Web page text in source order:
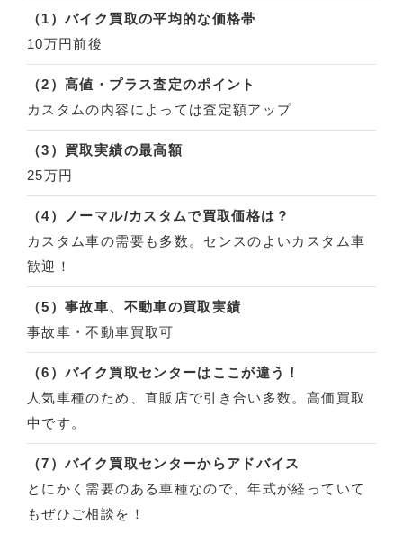
（1）バイク買取の平均的な価格帯
10万円前後
（2）高値・プラス査定のポイント
カスタムの内容によっては査定額アップ
（3）買取実績の最高額
25万円
（4）ノーマル/カスタムで買取価格は？
カスタム車の需要も多数。センスのよいカスタム車
歓迎！
（5）事故車、不動車の買取実績
事故車・不動車買取可
（6）バイク買取センターはここが違う！
人気車種のため、直販店で引き合い多数。高価買取
中です。
（7）バイク買取センターからアドバイス
とにかく需要のある車種なので、年式が経っていて
もぜひご相談を！